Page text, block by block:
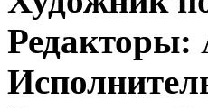
Редакторы: